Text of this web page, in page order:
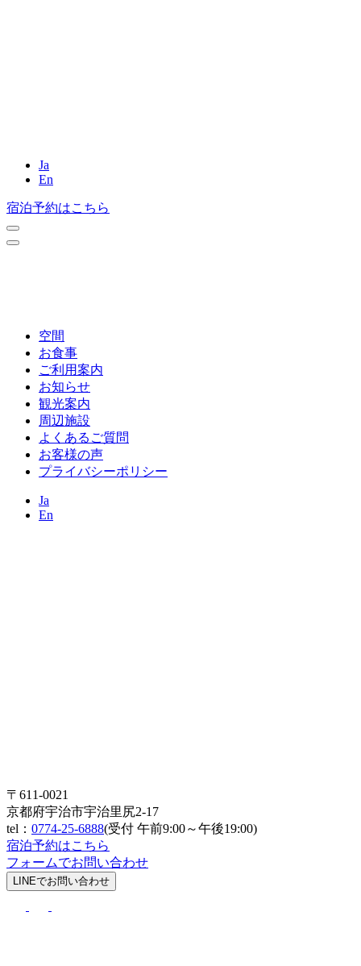
Ja
En
宿泊予約はこちら
空間
お食事
ご利用案内
お知らせ
観光案内
周辺施設
よくあるご質問
お客様の声
プライバシーポリシー
Ja
En
〒611-0021
京都府宇治市宇治里尻2-17
tel： 0774-25-6888(受付 午前9:00～午後19:00)
宿泊予約はこちら
フォームでお問い合わせ
LINEでお問い合わせ